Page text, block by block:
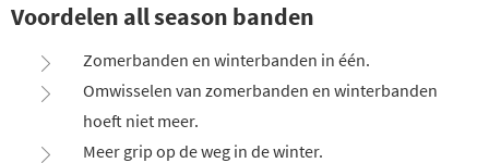
Voordelen all season banden
Zomerbanden en winterbanden in één.
Omwisselen van zomerbanden en winterbanden
hoeft niet meer.
Meer grip op de weg in de winter.